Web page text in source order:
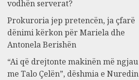
vodhën serverat?
Prokuroria jep pretencën, ja çfarë
dënimi kërkon për Mariela dhe
Antonela Berishën
“Ai që drejtonte makinën më ngjau
me Talo Çelën”, dëshmia e Nuredin